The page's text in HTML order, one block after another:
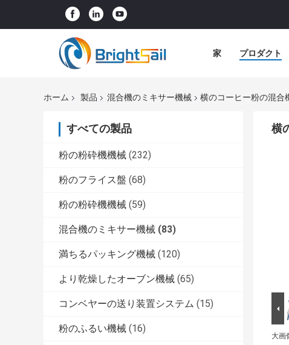
家 プロダクト
ホーム 製品 混合機のミキサー機械 横のコーヒー粉の混合
すべての製品
粉の粉砕機機械 (232)
粉のフライス盤 (68)
粉の粉砕機機械 (59)
混合機のミキサー機械 (83)
満ちるパッキング機械 (120)
より乾燥したオーブン機械 (65)
コンベヤーの送り装置システム (15)
粉のふるい機械 (16)
横
大画